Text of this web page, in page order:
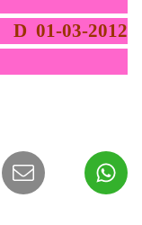
D 01-03-2012